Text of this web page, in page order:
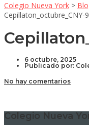
Colegio Nueva York >
Cepillaton_octubre_CNY-9
6 octubre, 2025
Publicado por:
No hay comentarios
Colegio Nueva